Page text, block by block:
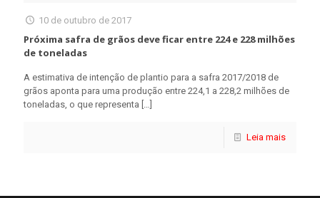
10 de outubro de 2017
Próxima safra de grãos deve ficar entre 224 e 228 milhões
de toneladas
A estimativa de intenção de plantio para a safra 2017/2018 de
grãos aponta para uma produção entre 224,1 a 228,2 milhões de
toneladas, o que representa […]
Leia mais